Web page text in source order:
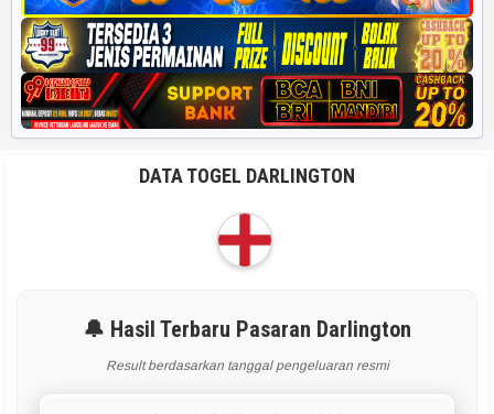
DATA TOGEL DARLINGTON
🔔 Hasil Terbaru Pasaran Darlington
Result berdasarkan tanggal pengeluaran resmi